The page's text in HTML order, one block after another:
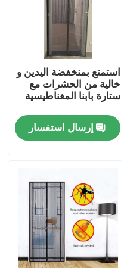
استمتع بمنخفضة اليدين و
خالية من الحشرات مع
ستارة بابنا المغناطيسية
إرسال استفسار